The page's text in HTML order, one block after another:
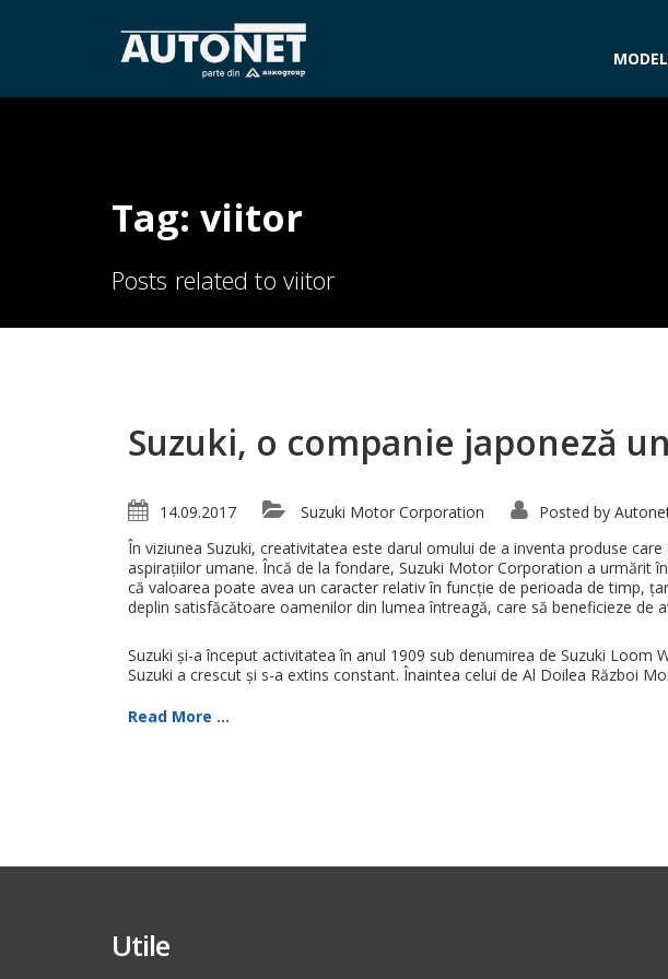
Tag: viitor
Posts related to viitor
Suzuki, o companie japoneză
14.09.2017 Suzuki Motor Corporation Posted by
În viziunea Suzuki, creativitatea este darul omului de a inventa produse
aspirațiilor umane. Încă de la fondare, Suzuki Motor Corporation a urmărit
că valoarea poate avea un caracter relativ în funcție de perioada de timp,
deplin satisfăcătoare oamenilor din lumea întreagă, care să beneficieze de
Suzuki și-a început activitatea în anul 1909 sub denumirea de Suzuki
Suzuki a crescut și s-a extins constant. Înaintea celui de Al Doilea Război
Read More ...
Utile